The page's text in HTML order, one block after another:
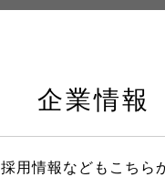
企業情報
採用情報などもこちら